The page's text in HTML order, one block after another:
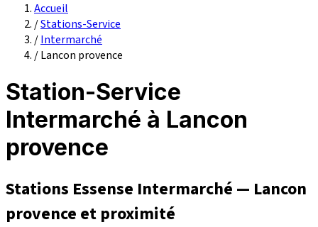
Accueil
/Stations-Service
/Intermarché
/Lancon provence
Station-Service
Intermarché à Lancon
provence
Stations Essense Intermarché — Lancon
provence et proximité